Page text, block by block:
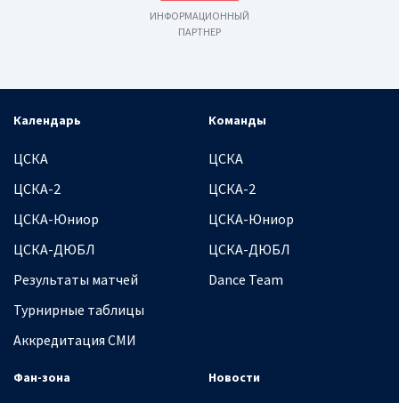
ИНФОРМАЦИОННЫЙ
ПАРТНЕР
Календарь
ЦСКА
ЦСКА-2
ЦСКА-Юниор
ЦСКА-ДЮБЛ
Результаты матчей
Турнирные таблицы
Аккредитация СМИ
Команды
ЦСКА
ЦСКА-2
ЦСКА-Юниор
ЦСКА-ДЮБЛ
Dance Team
Фан-зона Новости